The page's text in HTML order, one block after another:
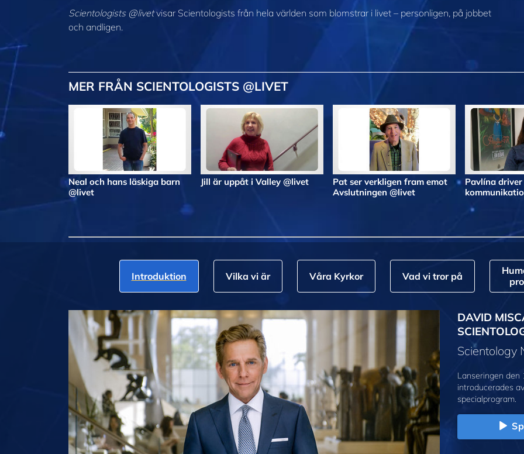
Scientologists @livetvisar Scientologists från hela världen som blomstrar i livet – personligen, på jobbet
och andligen.
MER FRÅN SCIENTOLOGISTS @LIVET
Neal och hans läskiga barn
@livet
Jill är uppåt i Valley @livet
Pat ser verkligen fram emot
Avslutningen @livet
Pavlína
Introduktion Vilka vi är Våra Kyrkor Vad vi tror på
DAVID
Scientology
Lanseringen
introducerades
specialprogram.